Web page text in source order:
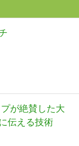
が絶賛した大
伝える技術